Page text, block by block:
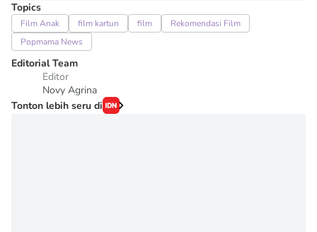
Topics
Film Anak film kartun film
Rekomendasi Film
Popmama News
Editorial Team
Editor
Novy Agrina
Tonton lebih seru di